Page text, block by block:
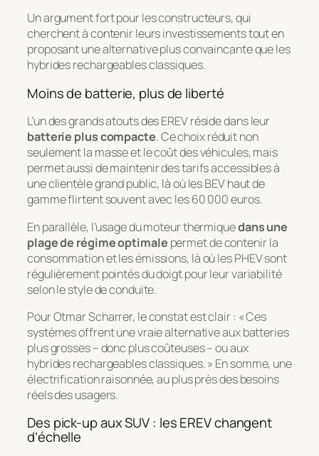
Un argument fort pour les constructeurs, qui
cherchent à contenir leurs investissements tout en
proposant une alternative plus convaincante que les
hybrides rechargeables classiques.
Moins de batterie, plus de liberté
L’un des grands atouts des EREV réside dans leur
batterie plus compacte. Ce choix réduit non
seulement la masse et le coût des véhicules, mais
permet aussi de maintenir des tarifs accessibles à
une clientèle grand public, là où les BEV haut de
gamme flirtent souvent avec les 60 000 euros.
En parallèle, l’usage du moteur thermiquedans une
plage de régime optimale permet de contenir la
consommation et les émissions, là où les PHEV sont
régulièrement pointés du doigt pour leur variabilité
selon le style de conduite.
Pour Otmar Scharrer, le constat est clair : « Ces
systèmes offrent une vraie alternative aux batteries
plus grosses – donc plus coûteuses – ou aux
hybrides rechargeables classiques. » En somme, une
électrification raisonnée, au plus près des besoins
réels des usagers.
Des pick-up aux SUV : les EREV changent
d’échelle